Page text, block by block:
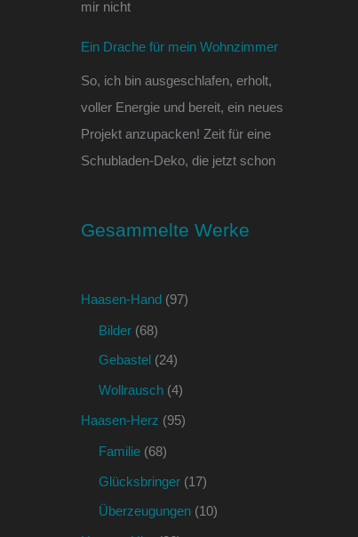
mir nicht
Ein Drache für mein Wohnzimmer
So, ich bin ausgeschlafen, erholt,
voller Energie und bereit, ein neues
Projekt anzupacken! Zeit für eine
Schubladen-Deko, die jetzt schon
Gesammelte Werke
Haasen-Hand (97)
Bilder (68)
Gebastel (24)
Wollrausch (4)
Haasen-Herz (95)
Familie (68)
Glücksbringer (17)
Überzeugungen (10)